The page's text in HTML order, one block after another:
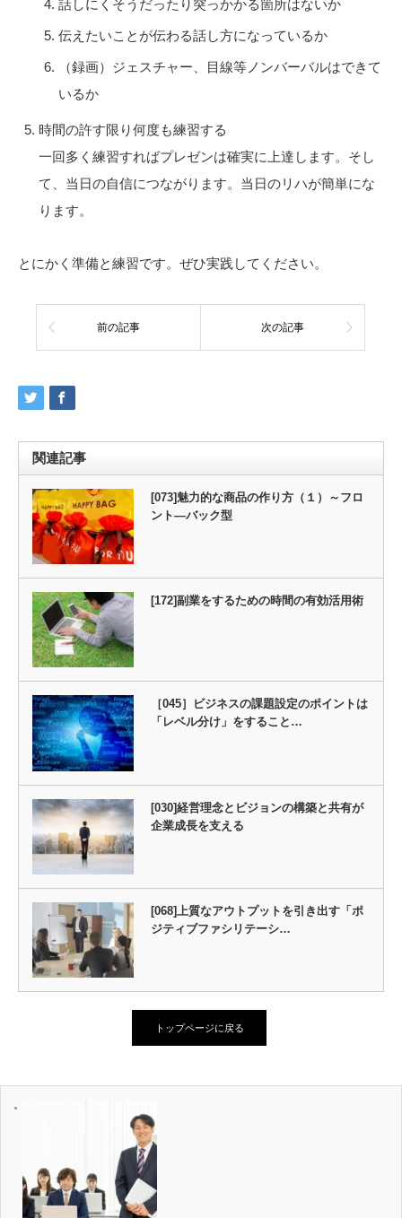
話しにくそうだったり突っかかる箇所はないか
伝えたいことが伝わる話し方になっているか
（録画）ジェスチャー、目線等ノンバーバルはできて
いるか
時間の許す限り何度も練習する
一回多く練習すればプレゼンは確実に上達します。そし
て、当日の自信につながります。当日のリハが簡単にな
ります。
とにかく準備と練習です。ぜひ実践してください。
前の記事 次の記事
関連記事
[073]魅力的な商品の作り方（１）～フロ
ント―バック型
[172]副業をするための時間の有効活用術
［045］ビジネスの課題設定のポイントは
「レベル分け」をすること…
[030]経営理念とビジョンの構築と共有が
企業成長を支える
[068]上質なアウトプットを引き出す「ポ
ジティブファシリテーシ…
トップページに戻る